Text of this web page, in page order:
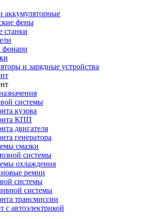
аккумуляторные
фены
станки
и зарядные устройства
системы
кузова
КПП
двигателя
генератора
смазки
системы
охлаждения
ремни
системы
системы
трансмиссии
с автоэлектрикой